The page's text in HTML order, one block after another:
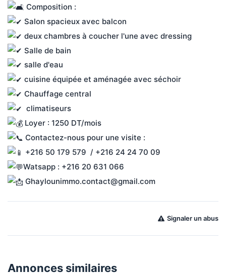
Composition :
Salon spacieux avec balcon
deux chambres à coucher l'une avec dressing
Salle de bain
salle d'eau
cuisine équipée et aménagée avec séchoir
Chauffage central
  climatiseurs
Loyer : 1250 DT/mois
Contactez-nous pour une visite :
+216 50 179 579  / +216 24 24 70 09
Watsapp : +216 20 631 066
Ghaylounimmo.contact@gmail.com
Signaler un abus
Annonces similaires